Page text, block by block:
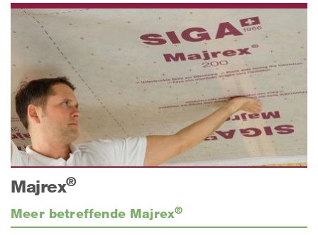
Majrex®
Meer betreffende Majrex®